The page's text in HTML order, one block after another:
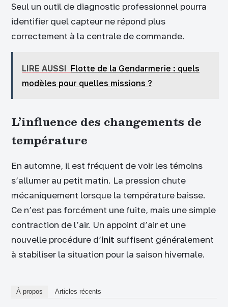
Seul un outil de diagnostic professionnel pourra
identifier quel capteur ne répond plus
correctement à la centrale de commande.
LIRE AUSSI Flotte de la Gendarmerie : quels
modèles pour quelles missions ?
L’influence des changements de
température
En automne, il est fréquent de voir les témoins
s’allumer au petit matin. La pression chute
mécaniquement lorsque la température baisse.
Ce n’est pas forcément une fuite, mais une simple
contraction de l’air. Un appoint d’air et une
nouvelle procédure d’init suffisent généralement
à stabiliser la situation pour la saison hivernale.
À propos Articles récents